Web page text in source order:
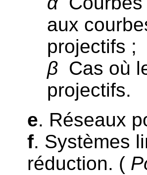
aux
projectifs ;
β Cas où
projectifs.
e. Réseaux
f. Systèmes
réduction. (